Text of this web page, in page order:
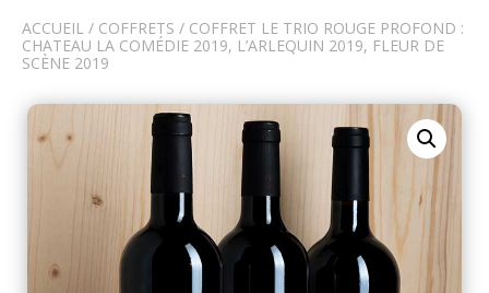
ACCUEIL / COFFRETS / COFFRET LE TRIO ROUGE PROFOND :
CHATEAU LA COMÉDIE 2019, L’ARLEQUIN 2019, FLEUR DE
SCÈNE 2019